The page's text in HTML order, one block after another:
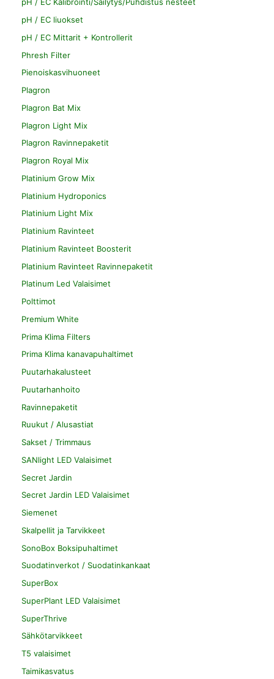
pH / EC Kalibrointi/Säilytys/Puhdistus nesteet
pH / EC liuokset
pH / EC Mittarit + Kontrollerit
Phresh Filter
Pienoiskasvihuoneet
Plagron
Plagron Bat Mix
Plagron Light Mix
Plagron Ravinnepaketit
Plagron Royal Mix
Platinium Grow Mix
Platinium Hydroponics
Platinium Light Mix
Platinium Ravinteet
Platinium Ravinteet Boosterit
Platinium Ravinteet Ravinnepaketit
Platinum Led Valaisimet
Polttimot
Premium White
Prima Klima Filters
Prima Klima kanavapuhaltimet
Puutarhakalusteet
Puutarhanhoito
Ravinnepaketit
Ruukut / Alusastiat
Sakset / Trimmaus
SANlight LED Valaisimet
Secret Jardin
Secret Jardin LED Valaisimet
Siemenet
Skalpellit ja Tarvikkeet
SonoBox Boksipuhaltimet
Suodatinverkot / Suodatinkankaat
SuperBox
SuperPlant LED Valaisimet
SuperThrive
Sähkötarvikkeet
T5 valaisimet
Taimikasvatus